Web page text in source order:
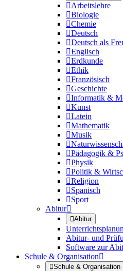
Arbeitslehre
Biologie
Chemie
Deutsch
Deutsch als
Englisch
Erdkunde
Ethik
Französisch
Geschichte
Informatik &
Kunst
Latein
Mathematik
Musik

Pädagogik &
Physik
Politik &
Religion
Spanisch
Sport
Abitur
Abitur
Abitur- und
Software zur
Schule & Organisation
Schule & Organisation